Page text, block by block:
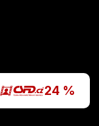
24 %